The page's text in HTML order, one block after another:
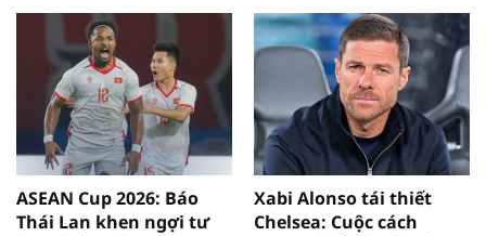
ASEAN Cup 2026: Báo
Thái Lan khen ngợi tư
Xabi Alonso tái thiết
Chelsea: Cuộc cách